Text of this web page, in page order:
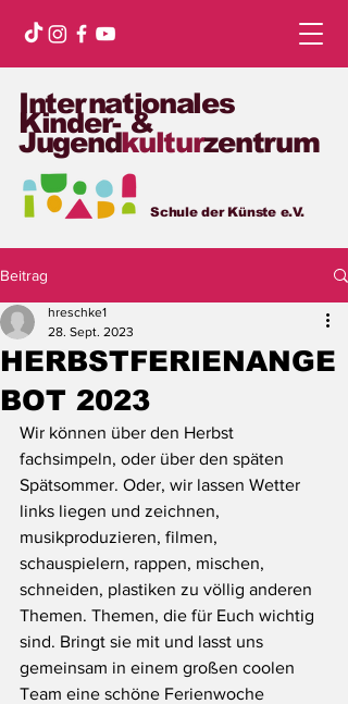
Internationales
Kinder- &
Jugendkulturzentrum
Schule der Künste e.V.
Beitrag
HERBSTFERIENANGE
BOT 2023
hreschke1
28. Sept. 2023
Wir können über den Herbst
fachsimpeln, oder über den späten
Spätsommer. Oder, wir lassen Wetter
links liegen und zeichnen,
musikproduzieren, filmen,
schauspielern, rappen, mischen,
schneiden, plastiken zu völlig anderen
Themen. Themen, die für Euch wichtig
sind. Bringt sie mit und lasst uns
gemeinsam in einem großen coolen
Team eine schöne Ferienwoche